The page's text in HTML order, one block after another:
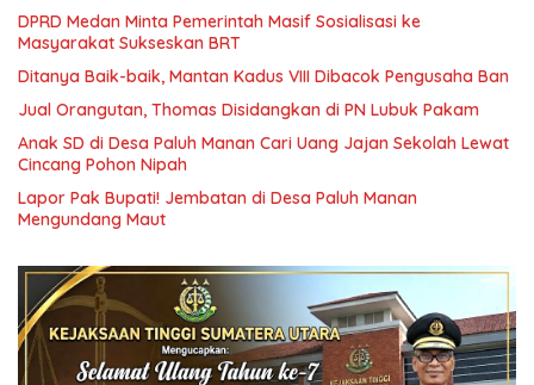
DPRD Medan Minta Pemerintah Masif Sosialisasi ke
Masyarakat Sukseskan BRT
Ditanya Baik-baik, Mantan Kadus VIII Dibacok Pengusaha Ban
Jual Orangutan, Thomas Disidangkan di PN Lubuk Pakam
Anak SD di Desa Paluh Manan Cari Uang Jajan Sekolah Lewat
Cincang Pohon Nipah
Lapor Pak Bupati! Jembatan di Desa Paluh Manan
Mengundang Maut